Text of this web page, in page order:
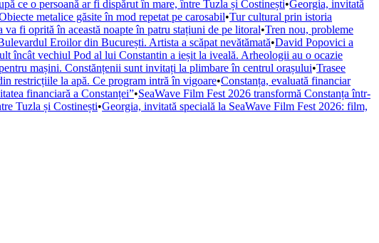
ce o persoană ar fi dispărut în mare, între Tuzla și Costinești•Georgia, invitată
metalice găsite în mod repetat pe carosabil•Tur cultural prin istoria
fi oprită în această noapte în patru stațiuni de pe litoral•Tren nou, probleme
Eroilor din București. Artista a scăpat nevătămată•David Popovici a
încât vechiul Pod al lui Constantin a ieșit la iveală. Arheologii au o ocazie
mașini. Constănțenii sunt invitați la plimbare în centrul orașului•Trasee
restricțiile la apă. Ce program intră în vigoare•Constanța, evaluată financiar
financiară a Constanței”•SeaWave Film Fest 2026 transformă Constanța într-
Tuzla și Costinești•Georgia, invitată specială la SeaWave Film Fest 2026: film,